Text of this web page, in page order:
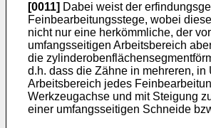
[0011] Dabei weist der
Feinbearbeitungsstege, wobei
nicht nur eine herkömmliche, der
umfangsseitigen Arbeitsbereich
die
d.h. dass die Zähne in mehreren,
Arbeitsbereich jedes
Werkzeugachse und mit Steigung
einer umfangsseitigen Schneide